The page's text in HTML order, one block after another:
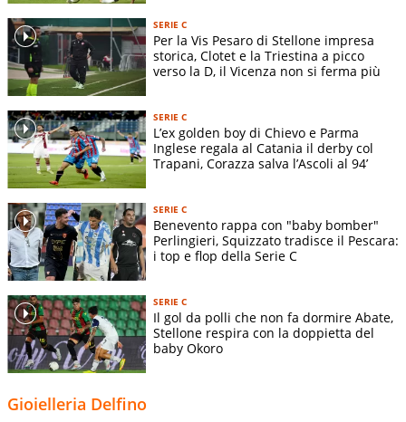
SERIE C
Per la Vis Pesaro di Stellone impresa
storica, Clotet e la Triestina a picco
verso la D, il Vicenza non si ferma più
SERIE C
L’ex golden boy di Chievo e Parma
Inglese regala al Catania il derby col
Trapani, Corazza salva l’Ascoli al 94’
SERIE C
Benevento rappa con "baby bomber"
Perlingieri, Squizzato tradisce il Pescara:
i top e flop della Serie C
SERIE C
Il gol da polli che non fa dormire Abate,
Stellone respira con la doppietta del
baby Okoro
Gioielleria Delfino